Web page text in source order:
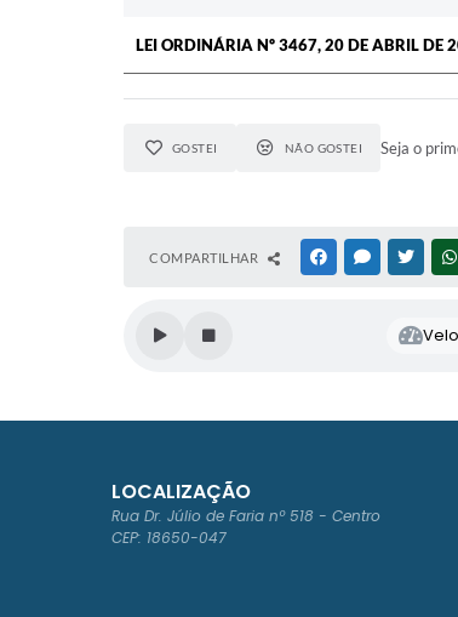
LEI ORDINÁRIA Nº 3467, 20 DE ABRIL DE
GOSTEI NÃO GOSTEI Seja o
COMPARTILHAR FACEBOOKMESSENGER
LOCALIZAÇÃO
Rua Dr. Júlio de Faria nº 518 - Centro
CEP: 18650-047